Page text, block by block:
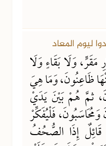
مَقَرٍّ، وَلَا بَقَاءٍ وَلَا
ظَاعِنُونَ، وَمَا هِيَ
ثمَّ هُمْ بَيْنَ يَدَيْ
فَلْيُفَكِّرْ
إِذَا الصُّحُفُ